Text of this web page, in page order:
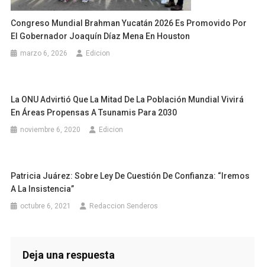
Congreso Mundial Brahman Yucatán 2026 Es Promovido Por
El Gobernador Joaquín Díaz Mena En Houston
marzo 6, 2026 Edicion
La ONU Advirtió Que La Mitad De La Población Mundial Vivirá
En Áreas Propensas A Tsunamis Para 2030
noviembre 6, 2020 Edicion
Patricia Juárez: Sobre Ley De Cuestión De Confianza: “Iremos
A La Insistencia”
octubre 6, 2021 Redaccion Senderos
Deja una respuesta